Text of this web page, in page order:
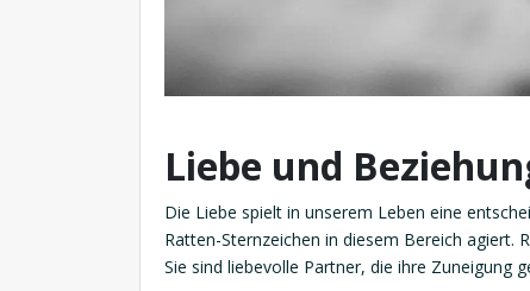
Liebe und
Die Liebe spielt in unserem Leben eine
Ratten-Sternzeichen in diesem Bereich agiert.
Sie sind liebevolle Partner, die ihre Zuneigung